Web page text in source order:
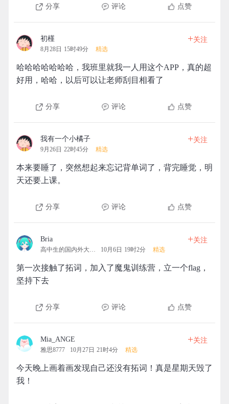
分享 评论 点赞
初槿
8月28日 15时49分 精选
+关注
哈哈哈哈哈哈哈，我班里就我一人用这个APP，真的超
好用，哈哈，以后可以让老师刮目相看了
分享 评论 点赞
我有一个小橘子
9月26日 22时45分 精选
+关注
本来要睡了，突然想起来忘记背单词了，背完睡觉，明
天还要上课。
分享 评论 点赞
Bria
高中生的国内外大学梦 10月6日 19时2分 精选
+关注
第一次接触了拓词，加入了魔鬼训练营，立一个flag，
坚持下去
分享 评论 点赞
Mia_ANGE
雅思8777 10月27日 21时4分 精选
+关注
今天晚上画着画发现自己还没有拓词！真是星期天毁了
我！